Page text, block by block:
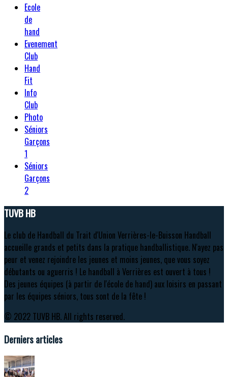
Ecole
de
hand
Evenement
Club
Hand
Fit
Info
Club
Photo
Séniors
Garçons
1
Séniors
Garçons
2
TUVB HB
Le club de Handball du Trait d'Union Verrières-le-Buisson Handball
accueille grands et petits dans la pratique handballistique. N'ayez pas
peur et venez rejoindre les jeunes et moins jeunes, que vous soyez
débutants ou aguerris ! Le handball à Verrières est ouvert à tous !
Des jeunes équipes (à partir de l'école de hand) aux loisirs en passant
par les équipes séniors, tous sont de la fête !
© 2022 TUVB HB. All rights reserved.
Derniers articles